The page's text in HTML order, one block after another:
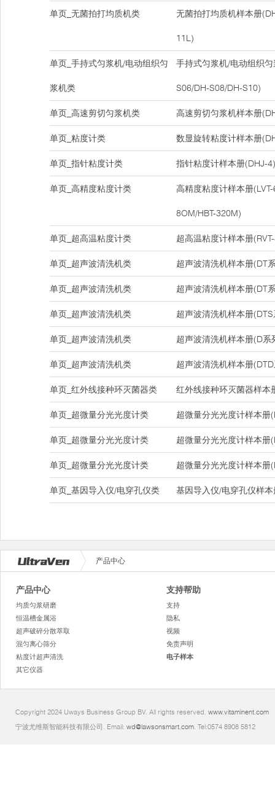
单页_无菌拍打均质机类 无菌拍打均质机样本册
11L)
单页_手持式匀浆机/电动组织匀
浆机类
手持式匀浆机/电动组织
S06/DH-S08/DH-S10)
单页_高速剪切匀浆机类 高速剪切匀浆机样本册
单页_粘度计类 数显旋转粘度计样本册
单页_指针粘度计类 指针粘度计样本册(DHJ-4)
单页_高精度粘度计类 高精度粘度计样本册
8OM/HBT-320M)
单页_超高温粘度计类 超高温粘度计样本册
单页_超声波清洗机类 超声波清洗机样本册(DT
单页_超声波清洗机类 超声波清洗机样本册(DT
单页_超声波清洗机类 超声波清洗机样本册
单页_超声波清洗机类 超声波清洗机样本册(D系
单页_超声波清洗机类 超声波清洗机样本册
单页_红外线接种环灭菌器类 红外线接种环灭菌器样本
单页_超微量分光光度计类 超微量分光光度计样本册
单页_超微量分光光度计类 超微量分光光度计样本册
单页_超微量分光光度计类 超微量分光光度计样本册
单页_基因导入仪/电穿孔仪类 基因导入仪/电穿孔仪样
产品中心
产品中心
均质匀浆研磨
恒温槽金属浴
超声破碎分散萃取
混匀离心筛分
粘度计超声清洗
其它仪器
支持帮助
支持
隐私
视频
免责声明
电子样本
Copyright 2024 Uways Business Group BV. All rights reserved. www.vitaminent.com
宁波尤维斯智能科技有限公司. Email: wd@lawsonsmart.com. Tel:0574 8908 5812